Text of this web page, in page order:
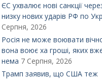
ЄС ухвалює нові санкції
низку нових ударів РФ по
Серпня, 2026
Росія не може воювати
вона воює ха гроші, яких
нема 7 Серпня, 2026
Трамп заявив, що США теж